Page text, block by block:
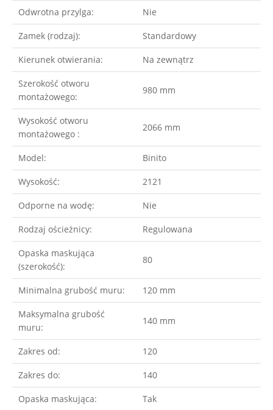
Odwrotna przylga: Nie
Zamek (rodzaj): Standardowy
Kierunek otwierania: Na zewnątrz
Szerokość otworu
montażowego:
980 mm
Wysokość otworu
montażowego :
2066 mm
Model: Binito
Wysokość: 2121
Odporne na wodę: Nie
Rodzaj ościeżnicy: Regulowana
Opaska maskująca
(szerokość):
80
Minimalna grubość muru: 120 mm
Maksymalna grubość
muru:
140 mm
Zakres od: 120
Zakres do: 140
Opaska maskująca: Tak